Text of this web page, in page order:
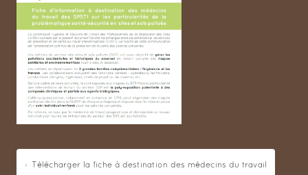
Télécharger la fiche à destination des médecins du travail